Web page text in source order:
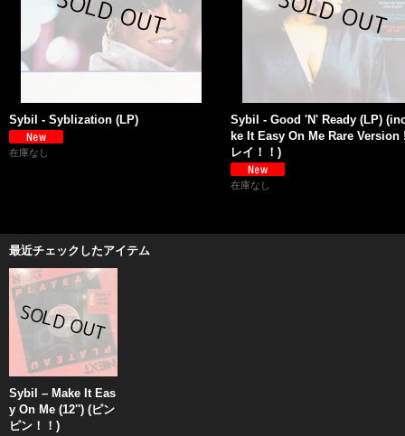
Sybil - Syblization (LP)
在庫なし
Sybil - Good 'N' Ready (LP)
ke It Easy On Me Rare Version
レイ！！)
在庫なし
最近チェックしたアイテム
Sybil ‎– Make It Eas
y On Me (12'') (ピン
ピン！！)